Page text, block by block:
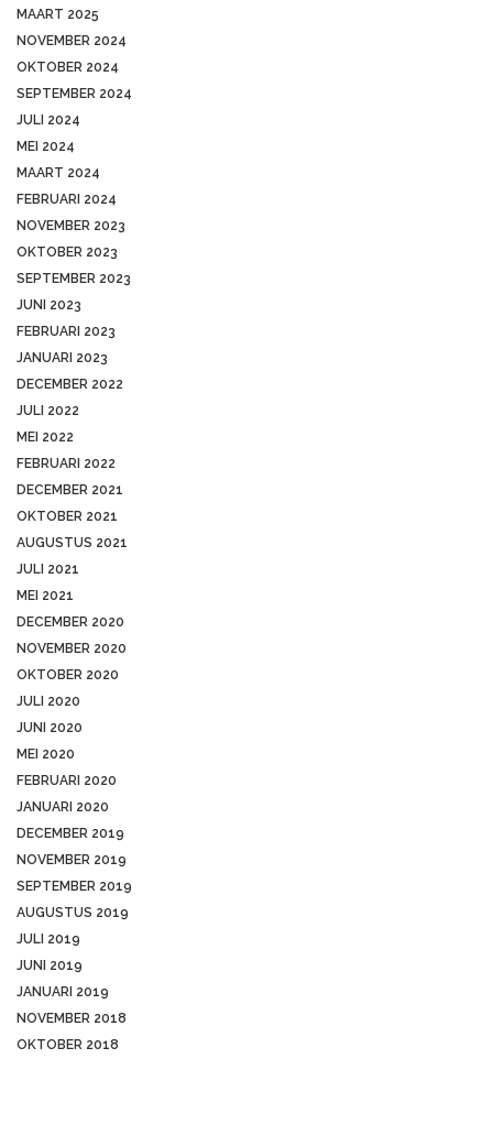
MAART 2025
NOVEMBER 2024
OKTOBER 2024
SEPTEMBER 2024
JULI 2024
MEI 2024
MAART 2024
FEBRUARI 2024
NOVEMBER 2023
OKTOBER 2023
SEPTEMBER 2023
JUNI 2023
FEBRUARI 2023
JANUARI 2023
DECEMBER 2022
JULI 2022
MEI 2022
FEBRUARI 2022
DECEMBER 2021
OKTOBER 2021
AUGUSTUS 2021
JULI 2021
MEI 2021
DECEMBER 2020
NOVEMBER 2020
OKTOBER 2020
JULI 2020
JUNI 2020
MEI 2020
FEBRUARI 2020
JANUARI 2020
DECEMBER 2019
NOVEMBER 2019
SEPTEMBER 2019
AUGUSTUS 2019
JULI 2019
JUNI 2019
JANUARI 2019
NOVEMBER 2018
OKTOBER 2018